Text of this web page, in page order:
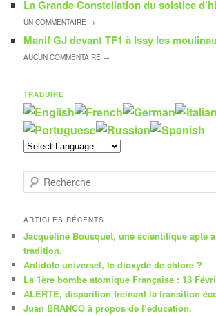
La Grande Constellation du solstice
UNCOMMENTAIRE →
Manif GJ devant TF1 à Issy les
AUCUNCOMMENTAIRE →
TRADUIRE
e
h
r
c
h
e
ARTICLES RÉCENTS
Jacqueline Bousquet, une scientifique apte
tradition.
Antidote universel, le dioxyde de chlore ?
La 1ère bombe atomique Française : 13
ALERTE, disparition freinant la transition
Juan BRANCO à propos de l’éducation.